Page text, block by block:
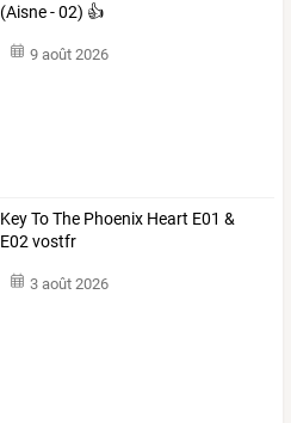
(Aisne - 02) 👍
9 août 2026
Key To The Phoenix Heart E01 &
E02 vostfr
3 août 2026